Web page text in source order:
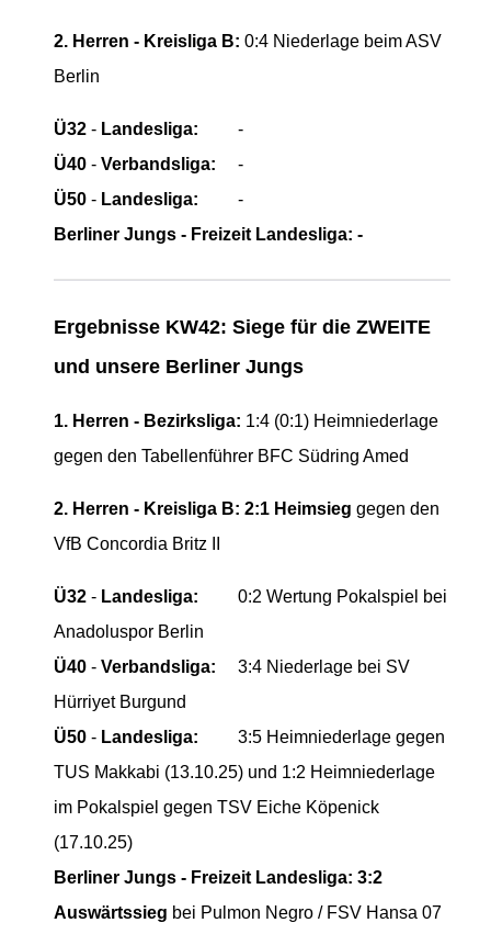
2. Herren - Kreisliga B: 0:4 Niederlage beim ASV
Berlin
Ü32 - Landesliga: -
Ü40 - Verbandsliga: -
Ü50 - Landesliga: -
Berliner Jungs - Freizeit Landesliga: -
Ergebnisse KW42: Siege für die ZWEITE
und unsere Berliner Jungs
1. Herren - Bezirksliga: 1:4 (0:1) Heimniederlage
gegen den Tabellenführer BFC Südring Amed
2. Herren - Kreisliga B: 2:1 Heimsieg gegen den
VfB Concordia Britz II
Ü32 - Landesliga: 0:2 Wertung Pokalspiel bei
Anadoluspor Berlin
Ü40 - Verbandsliga: 3:4 Niederlage bei SV
Hürriyet Burgund
Ü50 - Landesliga: 3:5 Heimniederlage gegen
TUS Makkabi (13.10.25) und 1:2 Heimniederlage
im Pokalspiel gegen TSV Eiche Köpenick
(17.10.25)
Berliner Jungs - Freizeit Landesliga: 3:2
Auswärtssieg bei Pulmon Negro / FSV Hansa 07